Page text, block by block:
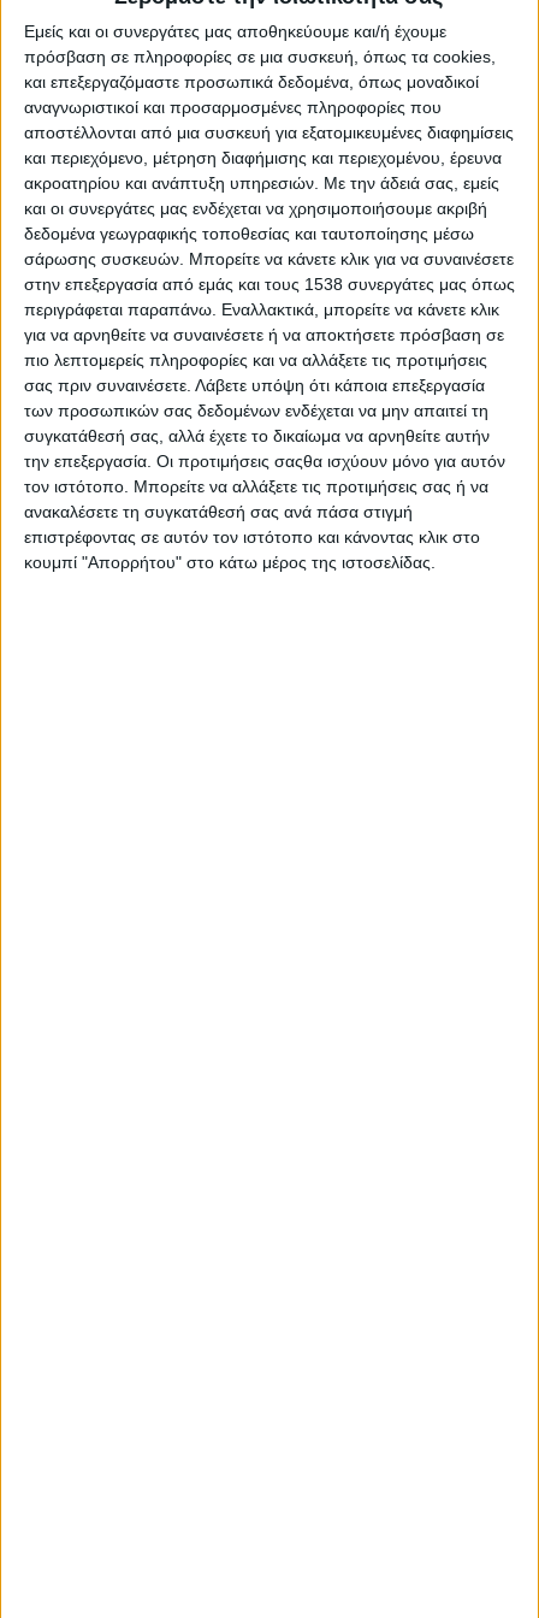
Εμείς και οι συνεργάτες μας αποθηκεύουμε και/ή έχουμε
πρόσβαση σε πληροφορίες σε μια συσκευή, όπως τα cookies,
και επεξεργαζόμαστε προσωπικά δεδομένα, όπως μοναδικοί
αναγνωριστικοί και προσαρμοσμένες πληροφορίες που
αποστέλλονται από μια συσκευή για εξατομικευμένες διαφημίσεις
και περιεχόμενο, μέτρηση διαφήμισης και περιεχομένου, έρευνα
ακροατηρίου και ανάπτυξη υπηρεσιών. Με την άδειά σας, εμείς
και οι συνεργάτες μας ενδέχεται να χρησιμοποιήσουμε ακριβή
δεδομένα γεωγραφικής τοποθεσίας και ταυτοποίησης μέσω
σάρωσης συσκευών. Μπορείτε να κάνετε κλικ για να συναινέσετε
στην επεξεργασία από εμάς και τους 1538 συνεργάτες μας όπως
περιγράφεται παραπάνω. Εναλλακτικά, μπορείτε να κάνετε κλικ
για να αρνηθείτε να συναινέσετε ή να αποκτήσετε πρόσβαση σε
πιο λεπτομερείς πληροφορίες και να αλλάξετε τις προτιμήσεις
σας πριν συναινέσετε. Λάβετε υπόψη ότι κάποια επεξεργασία
των προσωπικών σας δεδομένων ενδέχεται να μην απαιτεί τη
συγκατάθεσή σας, αλλά έχετε το δικαίωμα να αρνηθείτε αυτήν
την επεξεργασία. Οι προτιμήσεις σαςθα ισχύουν μόνο για αυτόν
τον ιστότοπο. Μπορείτε να αλλάξετε τις προτιμήσεις σας ή να
ανακαλέσετε τη συγκατάθεσή σας ανά πάσα στιγμή
επιστρέφοντας σε αυτόν τον ιστότοπο και κάνοντας κλικ στο
κουμπί "Απορρήτου" στο κάτω μέρος της ιστοσελίδας.
Αρχική
Το Φεστιβάλ
Διοργανωτής
ΑΘΗΝΑ
ΘΕΣΣΑΛΟΝΙΚΗ
E-shop
Προηγούμενες Εκδηλώσεις
Athens #JobFestival 2026
Thessaloniki #JobFestival 2025